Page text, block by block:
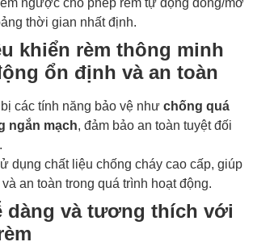
ngược cho phép rèm tự động đóng/mở
thời gian nhất định.
khiển rèm thông minh
ổn định và an toàn
các tính năng bảo vệ như chống quá
ngắn mạch, đảm bảo an toàn tuyệt đối
dụng chất liệu chống cháy cao cấp, giúp
an toàn trong quá trình hoạt động.
dàng và tương thích với